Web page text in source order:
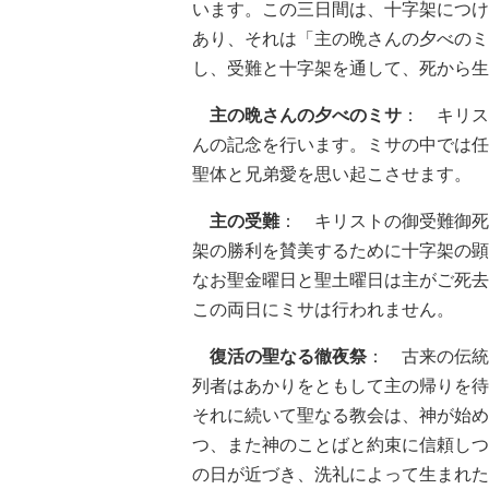
います。この三日間は、十字架につ
あり、それは「主の晩さんの夕べの
し、受難と十字架を通して、死から
主の晩さんの夕べのミサ ： キリ
んの記念を行います。ミサの中では
聖体と兄弟愛を思い起こさせます。
主の受難： キリストの御受難御死
架の勝利を賛美するために十字架の
なお聖金曜日と聖土曜日は主がご死
この両日にミサは行われません。
復活の聖なる徹夜祭 ： 古来の伝
列者はあかりをともして主の帰りを
それに続いて聖なる教会は、神が始
つ、また神のことばと約束に信頼し
の日が近づき、洗礼によって生まれ